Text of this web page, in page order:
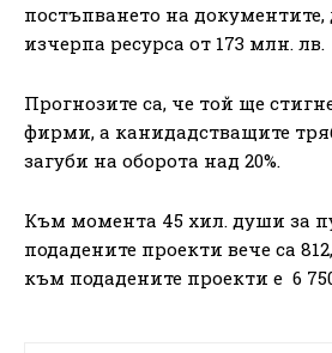
постъпването на документите,
изчерпа ресурса от 173 млн. лв.
Прогнозите са, че той ще
фирми, а канидадстващите
загуби на оборота над 20%.
Към момента 45 хил. души за
подадените проекти вече са
към подадените проекти е 6